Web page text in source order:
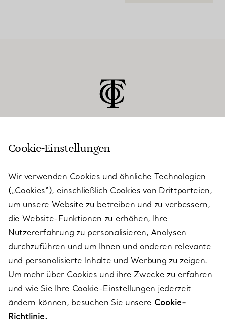
KUNDENSERVICE
SERVICES
ÜBER TIFFANY & CO.
RECHTLICHE HINWEISE
FOLGEN SIE UNS
Cookie-Einstellungen
Wir verwenden Cookies und ähnliche Technologien
(„Cookies“), einschließlich Cookies von Drittparteien,
um unsere Website zu betreiben und zu verbessern,
die Website-Funktionen zu erhöhen, Ihre
Nutzererfahrung zu personalisieren, Analysen
durchzuführen und um Ihnen und anderen relevante
und personalisierte Inhalte und Werbung zu zeigen.
Um mehr über Cookies und ihre Zwecke zu erfahren
und wie Sie Ihre Cookie-Einstellungen jederzeit
ändern können, besuchen Sie unsere Cookie-
Richtlinie.